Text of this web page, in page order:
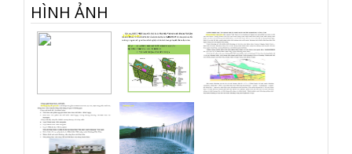
HÌNH ẢNH